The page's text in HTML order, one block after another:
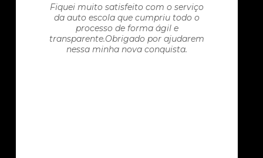
Fiquei muito satisfeito com o serviço
da auto escola que cumpriu todo o
processo de forma ágil e
transparente.Obrigado por ajudarem
nessa minha nova conquista.